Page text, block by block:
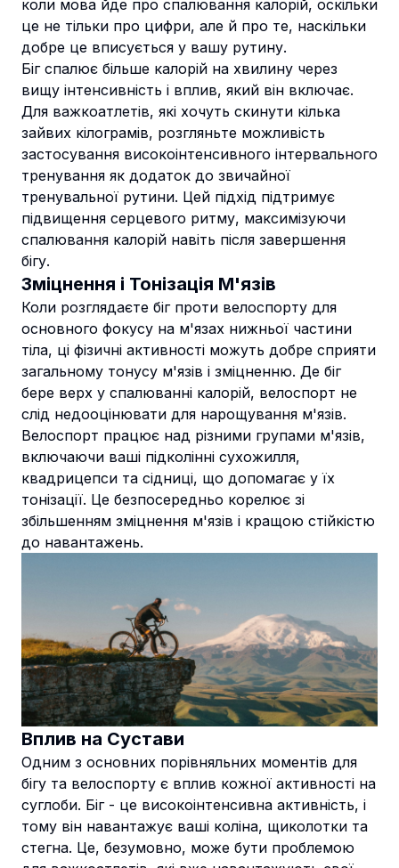
коли мова йде про спалювання калорій, оскільки
це не тільки про цифри, але й про те, наскільки
добре це вписується у вашу рутину.
Біг спалює більше калорій на хвилину через
вищу інтенсивність і вплив, який він включає.
Для важкоатлетів, які хочуть скинути кілька
зайвих кілограмів, розгляньте можливість
застосування високоінтенсивного інтервального
тренування як додаток до звичайної
тренувальної рутини. Цей підхід підтримує
підвищення серцевого ритму, максимізуючи
спалювання калорій навіть після завершення
бігу.
Зміцнення і Тонізація М'язів
Коли розглядаєте біг проти велоспорту для
основного фокусу на м'язах нижньої частини
тіла, ці фізичні активності можуть добре сприяти
загальному тонусу м'язів і зміцненню. Де біг
бере верх у спалюванні калорій, велоспорт не
слід недооцінювати для нарощування м'язів.
Велоспорт працює над різними групами м'язів,
включаючи ваші підколінні сухожилля,
квадрицепси та сідниці, що допомагає у їх
тонізації. Це безпосередньо корелює зі
збільшенням зміцнення м'язів і кращою стійкістю
до навантажень.
Вплив на Сустави
Одним з основних порівняльних моментів для
бігу та велоспорту є вплив кожної активності на
суглоби. Біг - це високоінтенсивна активність, і
тому він навантажує ваші коліна, щиколотки та
стегна. Це, безумовно, може бути проблемою